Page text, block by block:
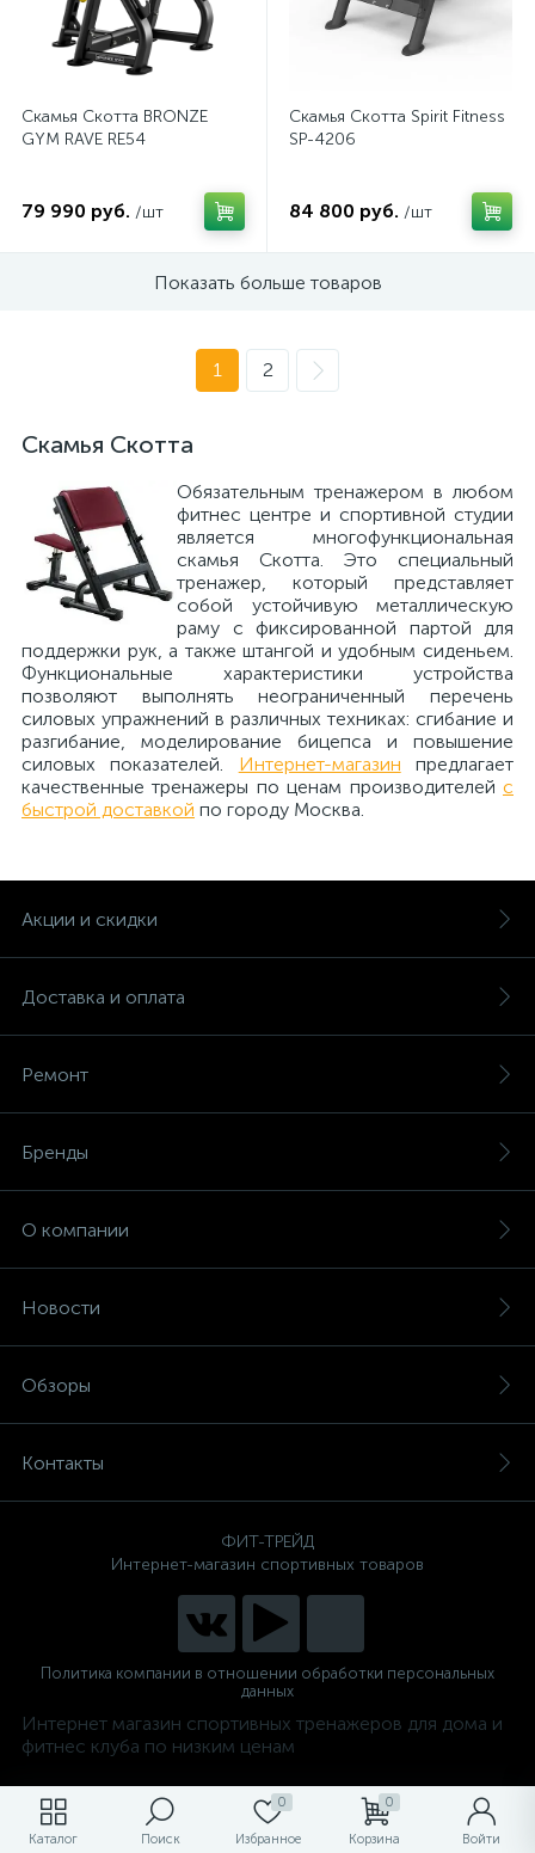
Каталог Поиск
0
Избранное
0
Корзина Войти
Скамья Скотта BRONZE
GYM RAVE RE54
79 990 руб. /шт
Скамья Скотта Spirit Fitness
SP-4206
84 800 руб. /шт
Показать больше товаров
1 2
Скамья Скотта
Обязательным тренажером в любом
фитнес центре и спортивной студии
является многофункциональная
скамья Скотта. Это специальный
тренажер, который представляет
собой устойчивую металлическую
раму с фиксированной партой для
поддержки рук, а также штангой и удобным сиденьем.
Функциональные характеристики устройства
позволяют выполнять неограниченный перечень
силовых упражнений в различных техниках: сгибание и
разгибание, моделирование бицепса и повышение
силовых показателей. Интернет-магазин предлагает
качественные тренажеры по ценам производителей с
быстрой доставкой по городу Москва.
Акции и скидки
Доставка и оплата
Ремонт
Бренды
О компании
Новости
Обзоры
Контакты
ФИТ-ТРЕЙД
Интернет-магазин спортивных товаров
Политика компании в отношении обработки персональных
данных
Интернет магазин спортивных тренажеров для дома и
фитнес клуба по низким ценам